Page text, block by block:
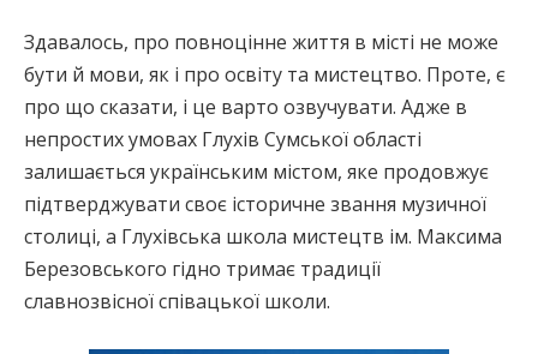
Здавалось, про повноцінне життя в місті не може
бути й мови, як і про освіту та мистецтво. Проте, є
про що сказати, і це варто озвучувати. Адже в
непростих умовах Глухів Сумської області
залишається українським містом, яке продовжує
підтверджувати своє історичне звання музичної
столиці, а Глухівська школа мистецтв ім. Максима
Березовського гідно тримає традиції
славнозвісної співацької школи.